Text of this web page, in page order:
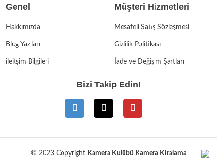
Genel
Hakkımızda
Blog Yazıları
ileitşim Bilgileri
Müşteri Hizmetleri
Mesafeli Satış Sözleşmesi
Gizlilik Politikası
İade ve Değişim Şartları
Bizi Takip Edin!
© 2023 Copyright Kamera Kulübü Kamera Kiralama